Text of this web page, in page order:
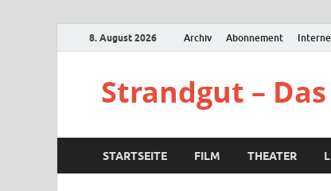
8. August 2026 Archiv Abonnement
Strandgut –
STARTSEITE FILM THEATER